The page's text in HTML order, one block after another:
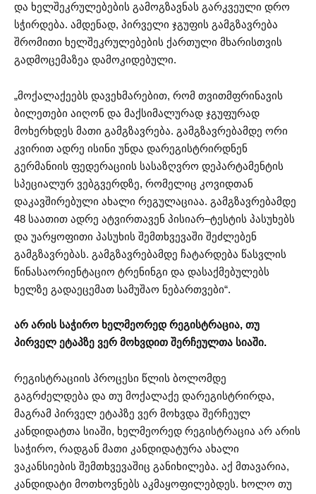
და ხელშეკრულებების გამოგზავნას გარკვეული დრო
სჭირდება. ამდენად, პირველი ჯგუფის გამგზავრება
შრომითი ხელშეკრულებების ქართული მხარისთვის
გადმოცემაზეა დამოკიდებული.
„მოქალაქეებს დავეხმარებით, რომ თვითმფრინავის
ბილეთები აიღონ და მაქსიმალურად ჯგუფურად
მოხერხდეს მათი გამგზავრება. გამგზავრებამდე ორი
კვირით ადრე ისინი უნდა დარეგისტრირდნენ
გერმანიის ფედერაციის სასაზღვრო დეპარტამენტის
სპეციალურ ვებგვერდზე, რომელიც კოვიდთან
დაკავშირებული ახალი რეგულაციაა. გამგზავრებამდე
48 საათით ადრე ატვირთავენ პისიარ–ტესტის პასუხებს
და უარყოფითი პასუხის შემთხვევაში შეძლებენ
გამგზავრებას. გამგზავრებამდე ჩატარდება წასვლის
წინასაორიენტაციო ტრენინგი და დასაქმებულებს
ხელზე გადაეცემათ სამუშაო ნებართვები“.
არ არის საჭირო ხელმეორედ რეგისტრაცია, თუ
პირველ ეტაპზე ვერ მოხვდით შერჩეულთა სიაში.
რეგისტრაციის პროცესი წლის ბოლომდე
გაგრძელდება და თუ მოქალაქე დარეგისტრირდა,
მაგრამ პირველ ეტაპზე ვერ მოხვდა შერჩეულ
კანდიდატთა სიაში, ხელმეორედ რეგისტრაცია არ არის
საჭირო, რადგან მათი კანდიდატურა ახალი
ვაკანსიების შემთხვევაშიც განიხილება. აქ მთავარია,
კანდიდატი მოთხოვნებს აკმაყოფილებდეს. ხოლო თუ